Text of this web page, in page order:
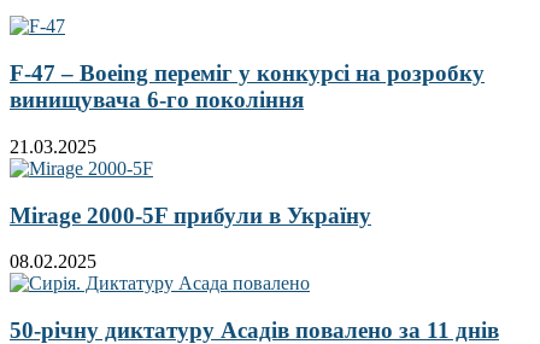
F-47 – Boeing переміг у конкурсі на розробку
винищувача 6-го покоління
21.03.2025
Mirage 2000-5F прибули в Україну
08.02.2025
50-річну диктатуру Асадів повалено за 11 днів